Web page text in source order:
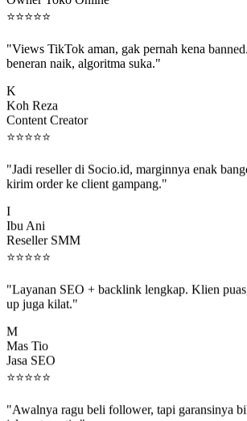
⭐⭐⭐⭐ ⭐
beneran naik, algoritma suka."
Koh Reza
Content Creator
⭐⭐⭐⭐⭐
kirim order ke client gampang."
Ibu Ani
Reseller SMM
⭐⭐⭐⭐⭐
up juga kilat."
Mas Tio
Jasa SEO
⭐⭐⭐⭐⭐
jalan otomatis."